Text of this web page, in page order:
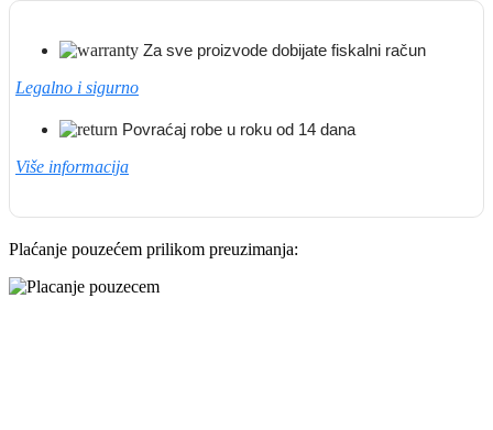
Za sve proizvode dobijate fiskalni račun
Legalno i sigurno
Povraćaj robe u roku od 14 dana
Više informacija
Plaćanje pouzećem prilikom preuzimanja: